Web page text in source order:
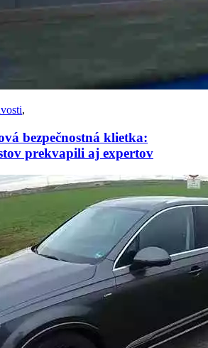
,
bezpečnostná klietka:
prekvapili aj expertov